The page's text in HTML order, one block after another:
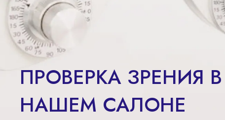
ПРОВЕРКА ЗРЕНИЯ В
НАШЕМ САЛОНЕ